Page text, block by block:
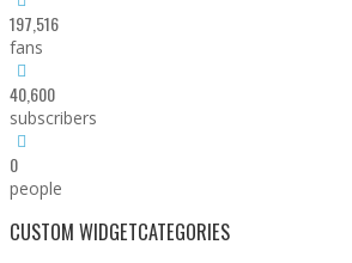
197,516
fans
40,600
subscribers
0
people
CUSTOM WIDGETCATEGORIES